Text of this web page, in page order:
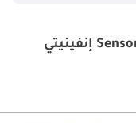
مقاطع فيديو Sensory Bench Chairs 3.5L إنفينيتي